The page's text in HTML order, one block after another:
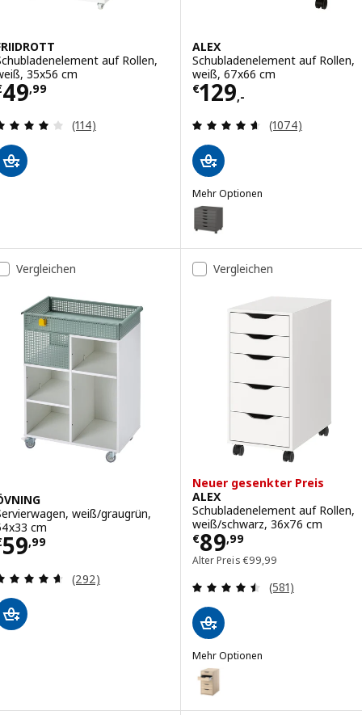
auf Rollen,
35x56 cm
49,99€ 49,99
Überprüfung: 4 aus 5 sterne. Bewertungen
(114)
ALEX
Schubladenelement auf Rollen,
weiß, 67x66 cm
€129,-
Preis € 129,-
Überprüfung:
(1074)
Mehr Optionen
ALEX
Option: ALEX,
Option: ALEX,
Option: ALEX,
Vergleichen
weiß/graugrün,
cm
59,99€ 59,99
Überprüfung: 4.6 aus 5 sterne. Bewertungen
(292)
Vergleichen
Neuer gesenkter Preis
ALEX
Schubladenelement auf Rollen,
weiß/schwarz, 36x76 cm
€89,99
Preis € 89,99
Alter Preis€99,99
Alter Preis € 99,99
Überprüfung:
(581)
Mehr Optionen
ALEX
Option: ALEX,